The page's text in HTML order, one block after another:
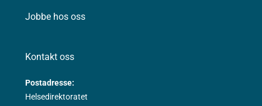
Jobbe hos oss
Kontakt oss
Postadresse:
Helsedirektoratet